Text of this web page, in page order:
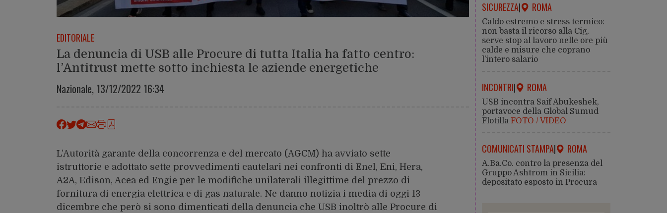
EDITORIALE
La denuncia di USB alle Procure di tutta Italia ha fatto centro:
l’Antitrust mette sotto inchiesta le aziende energetiche
Nazionale, 13/12/2022 16:34
L’Autorità garante della concorrenza e del mercato (AGCM) ha avviato sette
istruttorie e adottato sette provvedimenti cautelari nei confronti di Enel, Eni, Hera,
A2A, Edison, Acea ed Engie per le modifiche unilaterali illegittime del prezzo di
fornitura di energia elettrica e di gas naturale. Ne danno notizia i media di oggi 13
dicembre che però si sono dimenticati della denuncia che USB inoltrò alle Procure di
SICUREZZA| ROMA
Caldo estremo e stress termico:
non basta il ricorso alla Cig,
serve stop al lavoro nelle ore più
calde e misure che coprano
l’intero salario
INCONTRI| ROMA
USB incontra Saif Abukeshek,
portavoce della Global Sumud
Flotilla FOTO / VIDEO
COMUNICATI STAMPA| ROMA
A.Ba.Co. contro la presenza del
Gruppo Ashtrom in Sicilia:
depositato esposto in Procura